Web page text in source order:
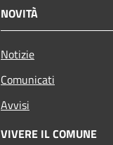
NOVITÀ
Notizie
Comunicati
Avvisi
VIVERE IL COMUNE